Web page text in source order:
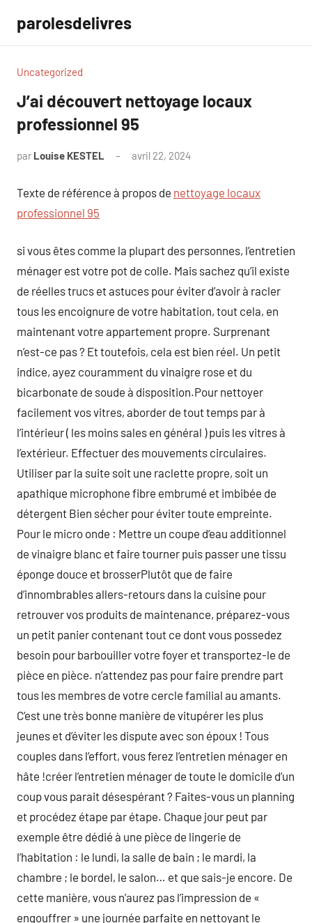
contenu
parolesdelivres
Uncategorized
J’ai découvert nettoyage locaux
professionnel 95
par Louise KESTEL avril 22, 2024
Texte de référence à propos de nettoyage locaux
professionnel 95
si vous êtes comme la plupart des personnes, l’entretien
ménager est votre pot de colle. Mais sachez qu’il existe
de réelles trucs et astuces pour éviter d’avoir à racler
tous les encoignure de votre habitation, tout cela, en
maintenant votre appartement propre. Surprenant
n’est-ce pas ? Et toutefois, cela est bien réel. Un petit
indice, ayez couramment du vinaigre rose et du
bicarbonate de soude à disposition.Pour nettoyer
facilement vos vitres, aborder de tout temps par à
l’intérieur ( les moins sales en général ) puis les vitres à
l’extérieur. Effectuer des mouvements circulaires.
Utiliser par la suite soit une raclette propre, soit un
apathique microphone fibre embrumé et imbibée de
détergent Bien sécher pour éviter toute empreinte.
Pour le micro onde : Mettre un coupe d’eau additionnel
de vinaigre blanc et faire tourner puis passer une tissu
éponge douce et brosserPlutôt que de faire
d’innombrables allers-retours dans la cuisine pour
retrouver vos produits de maintenance, préparez-vous
un petit panier contenant tout ce dont vous possedez
besoin pour barbouiller votre foyer et transportez-le de
pièce en pièce. n’attendez pas pour faire prendre part
tous les membres de votre cercle familial au amants.
C’est une très bonne manière de vitupérer les plus
jeunes et d’éviter les dispute avec son époux ! Tous
couples dans l’effort, vous ferez l’entretien ménager en
hâte !créer l’entretien ménager de toute le domicile d’un
coup vous parait désespérant ? Faites-vous un planning
et procédez étape par étape. Chaque jour peut par
exemple être dédié à une pièce de lingerie de
l’habitation : le lundi, la salle de bain ; le mardi, la
chambre ; le bordel, le salon… et que sais-je encore. De
cette manière, vous n’aurez pas l’impression de «
engouffrer » une journée parfaite en nettoyant le